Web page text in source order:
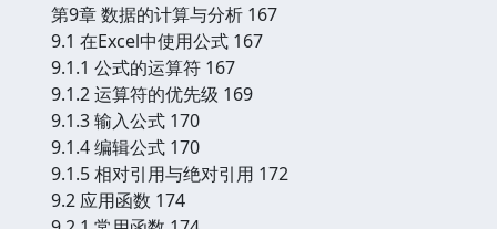
第9章 数据的计算与分析 167
9.1 在Excel中使用公式 167
9.1.1 公式的运算符 167
9.1.2 运算符的优先级 169
9.1.3 输入公式 170
9.1.4 编辑公式 170
9.1.5 相对引用与绝对引用 172
9.2 应用函数 174